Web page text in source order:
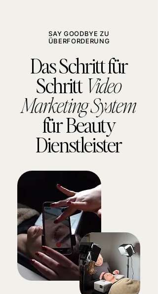
SAY GOODBYE ZU
ÜBERFORDERUNG
Das Schritt für
Schritt Video
MarketingSystem
für Beauty
Dienstleister